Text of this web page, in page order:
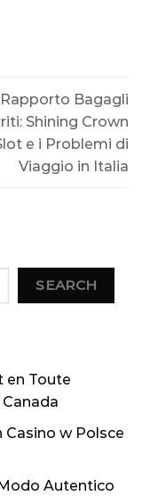
Rapporto Bagagli
Shining Crown
e i Problemi di
Viaggio in Italia
SEARCH
en Toute
Casino w Polsce
Autentico